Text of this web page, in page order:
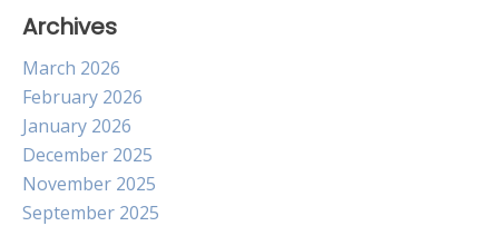
Archives
March 2026
February 2026
January 2026
December 2025
November 2025
September 2025